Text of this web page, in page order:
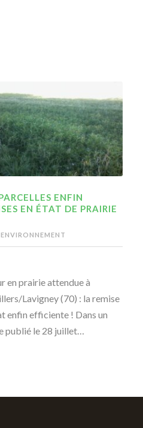
ENFIN
EN ÉTAT DE PRAIRIE
en prairie attendue à
Lavigney (70) : la remise
enfin efficiente ! Dans un
publié le 28 juillet…